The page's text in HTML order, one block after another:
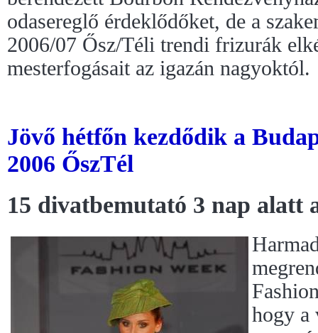
odasereglő érdeklődőket, de a
2006/07 Ősz/Téli trendi frizurák
mesterfogásait az igazán nagyoktól.
Jövő hétfőn kezdődik a
2006 ŐszTél
15 divatbemutató 3 nap alatt
hogy a